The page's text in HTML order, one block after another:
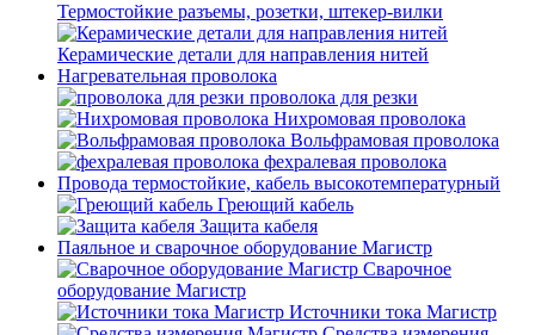
Термостойкие разъемы, розетки, штекер-вилки
Керамические детали для направления нитей
Нагревательная проволока
проволока для резки
Нихромовая проволока
Вольфрамовая проволока
фехралевая проволока
Провода термостойкие, кабель высокотемпературный
Греющий кабель
Защита кабеля
Паяльное и сварочное оборудование Магистр
Сварочное
оборудование Магистр
Источники тока Магистр